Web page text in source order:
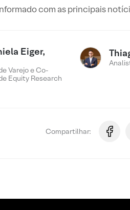
com as principais
Eiger,
Varejo e Co-
Equity Research
Compartilhar: